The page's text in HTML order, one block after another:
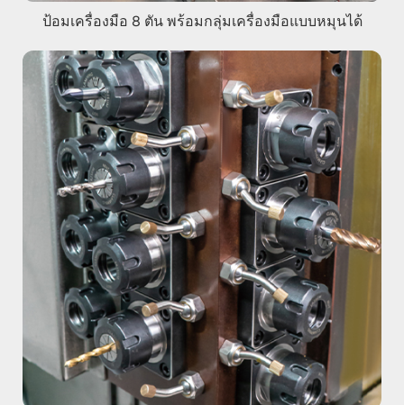
ป้อมเครื่องมือ 8 ตัน พร้อมกลุ่มเครื่องมือแบบหมุนได้